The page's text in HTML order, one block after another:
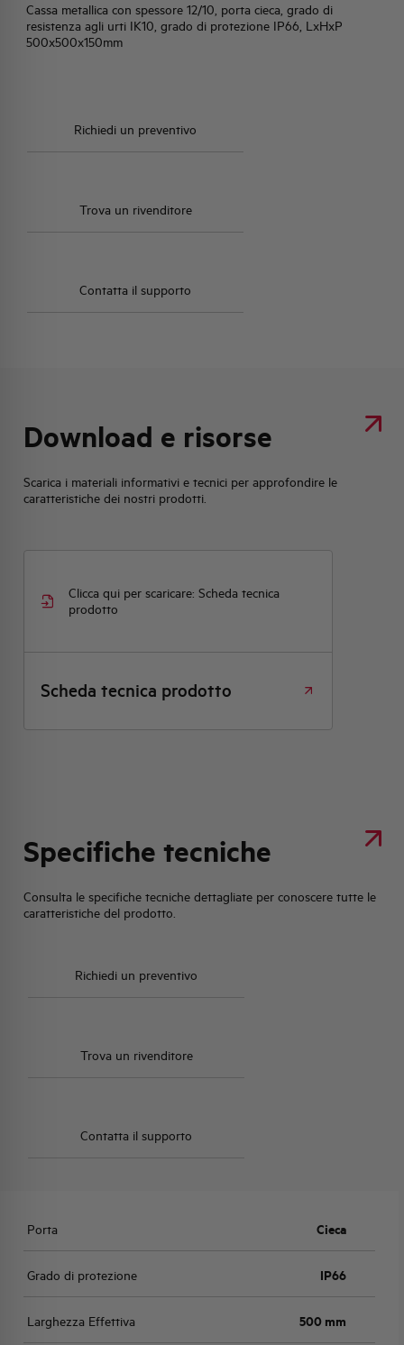
Cassa metallica con spessore 12/10, porta cieca, grado di
resistenza agli urti IK10, grado di protezione IP66, LxHxP
500x500x150mm
Richiedi un preventivo
Trova un rivenditore
Contatta il supporto
Download e risorse
Scarica i materiali informativi e tecnici per approfondire le
caratteristiche dei nostri prodotti.
Clicca qui per scaricare: Scheda tecnica
prodotto
Scheda tecnica prodotto
Specifiche tecniche
Consulta le specifiche tecniche dettagliate per conoscere tutte le
caratteristiche del prodotto.
Richiedi un preventivo
Trova un rivenditore
Contatta il supporto
Porta Cieca
Grado di protezione IP66
Larghezza Effettiva 500 mm